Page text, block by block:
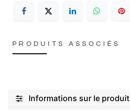
PRODUITS ASSOCIÉS
Informations sur le produit